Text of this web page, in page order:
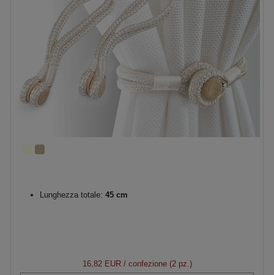
Lunghezza totale: 45 cm
16,82 EUR/ confezione (2 pz.)